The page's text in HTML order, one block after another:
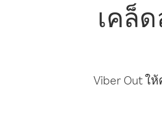
เคล็
Viber Out ใ